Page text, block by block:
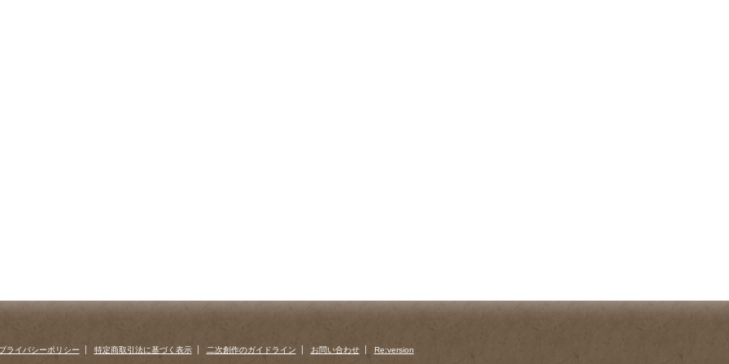
ライバシーポリシー 特定商取引法に基づく表示 二次創作のガイドライン お問い合わせ Re:version